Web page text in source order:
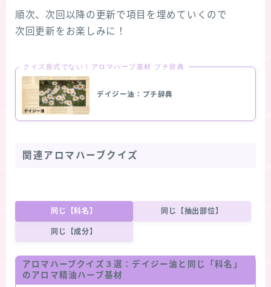
順次、次回以降の更新で項目を埋めていくので
次回更新をお楽しみに！
クイズ形式でない！アロマハーブ基材 プチ辞典
デイジー油：プチ辞典
関連アロマハーブクイズ
同じ【科名】 同じ【抽出部位】
同じ【成分】
アロマハーブクイズ３選： デイジー油 と同じ「科名」
のアロマ精油ハーブ基材